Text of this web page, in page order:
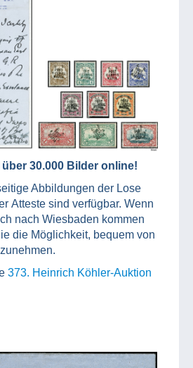
30.000 Bilder online!
Abbildungen der Lose
Atteste sind verfügbar. Wenn
nach Wiesbaden kommen
die Möglichkeit, bequem von
373. Heinrich Köhler-Auktion